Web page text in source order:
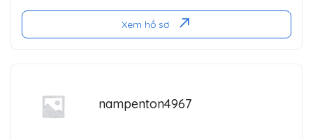
Xem hồ sơ
nampenton4967